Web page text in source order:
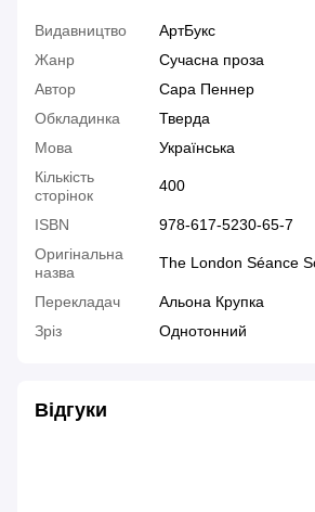
Видавництво
АртБукс
Жанр
Сучасна проза
Автор
Сара Пеннер
Обкладинка
Тверда
Мова
Українська
Кількість
сторінок
400
ISBN
978-617-5230-65-7
Оригінальна
назва
The London Séance
Перекладач
Альона Крупка
Зріз
Однотонний
Відгуки